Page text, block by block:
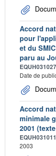
Accord
pour
et du
paru au
Date de
Accord
minimale
2001
2003